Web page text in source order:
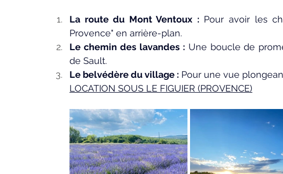
La route du Mont Ventoux : Pour avoir les
Provence" en arrière-plan.
Le chemin des lavandes : Une boucle de
de Sault.
Le belvédère du village : Pour une vue
LOCATION SOUS LE FIGUIER (PROVENCE)